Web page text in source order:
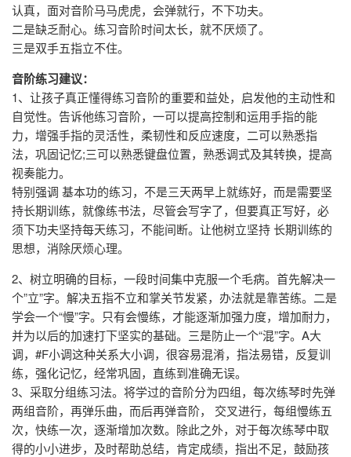
认真，面对音阶马马虎虎，会弹就行，不下功夫。
二是缺乏耐心。练习音阶时间太长，就不厌烦了。
三是双手五指立不住。
音阶练习建议：
1、让孩子真正懂得练习音阶的重要和益处，启发他的主动性和
自觉性。告诉他练习音阶，一可以提高控制和运用手指的能
力，增强手指的灵活性，柔韧性和反应速度，二可以熟悉指
法，巩固记忆;三可以熟悉键盘位置，熟悉调式及其转换，提高
视奏能力。
特别强调 基本功的练习，不是三天两早上就练好，而是需要坚
持长期训练，就像练书法，尽管会写字了，但要真正写好，必
须下功夫坚持每天练习，不能间断。让他树立坚持 长期训练的
思想，消除厌烦心理。
2、树立明确的目标，一段时间集中克服一个毛病。首先解决一
个”立”字。解决五指不立和掌关节发紧，办法就是靠苦练。二是
学会一个“慢”字。只有会慢练，才能逐渐加强力度，增加耐力，
并为以后的加速打下坚实的基础。三是防止一个“混”字。A大
调，#F小调这种关系大小调，很容易混淆，指法易错，反复训
练，强化记忆，经常巩固，直练到准确无误。
3、采取分组练习法。将学过的音阶分为四组，每次练琴时先弹
两组音阶，再弹乐曲，而后再弹音阶， 交叉进行，每组慢练五
次，快练一次，逐渐增加次数。除此之外，对于每次练琴中取
得的小小进步，及时帮助总结，肯定成绩，指出不足，鼓励孩